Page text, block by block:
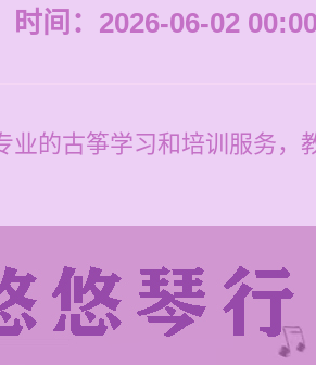
时间：2026-06-02
业的古筝学习和培训服务